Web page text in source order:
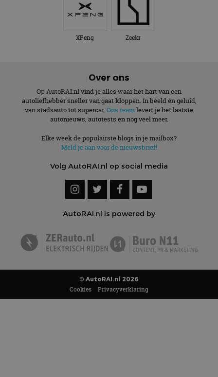
XPeng Zeekr
Over ons
Op AutoRAI.nl vind je alles waar het hart van een
autoliefhebber sneller van gaat kloppen. In beeld én geluid,
van stadsauto tot supercar. Ons teamlevert je het laatste
autonieuws, autotests en nog veel meer.
Elke week de populairste blogs in je mailbox?
Meld je aan voor de nieuwsbrief!
Volg AutoRAI.nl op social media
AutoRAI.nl is powered by
© AutoRAI.nl 2026
Cookies Privacyverklaring